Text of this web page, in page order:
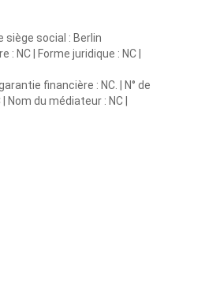
siège social : Berlin
NC | Forme juridique : NC |
financière : NC. | N° de
du médiateur : NC |